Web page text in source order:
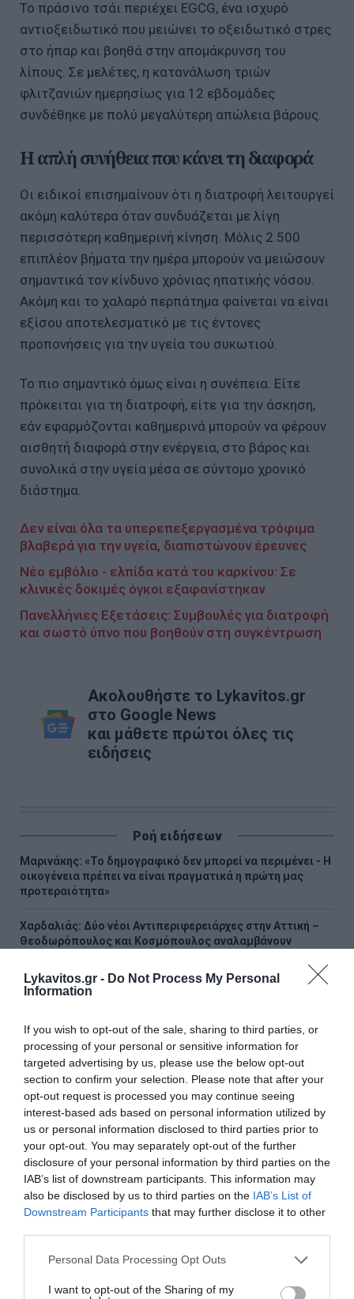
Lykavitos.gr - Do Not Process My Personal
Information
If you wish to opt-out of the sale, sharing to third parties, or
processing of your personal or sensitive information for
targeted advertising by us, please use the below opt-out
section to confirm your selection. Please note that after your
opt-out request is processed you may continue seeing
interest-based ads based on personal information utilized by
us or personal information disclosed to third parties prior to
your opt-out. You may separately opt-out of the further
disclosure of your personal information by third parties on the
IAB’s list of downstream participants. This information may
also be disclosed by us to third parties on the IAB’s List of
Downstream Participants that may further disclose it to other
Please note that this website/app uses one or more Google
not limited to your visit or usage behaviour. You may click to
Personal Data Processing Opt Outs
I want to opt-out of the Sharing of my
Το πράσινο τσάι περιέχει EGCG, ένα ισχυρό
αντιοξειδωτικό που μειώνει το οξειδωτικό στρες
στο ήπαρ και βοηθά στην απομάκρυνση του
λίπους. Σε μελέτες, η κατανάλωση τριών
φλιτζανιών ημερησίως για 12 εβδομάδες
συνδέθηκε με πολύ μεγαλύτερη απώλεια βάρους.
Η απλή συνήθεια που κάνει τη διαφορά
Οι ειδικοί επισημαίνουν ότι η διατροφή λειτουργεί
ακόμη καλύτερα όταν συνδυάζεται με λίγη
περισσότερη καθημερινή κίνηση. Μόλις 2.500
επιπλέον βήματα την ημέρα μπορούν να μειώσουν
σημαντικά τον κίνδυνο χρόνιας ηπατικής νόσου.
Ακόμη και το χαλαρό περπάτημα φαίνεται να είναι
εξίσου αποτελεσματικό με τις έντονες
προπονήσεις για την υγεία του συκωτιού.
Το πιο σημαντικό όμως είναι η συνέπεια. Είτε
πρόκειται για τη διατροφή, είτε για την άσκηση,
εάν εφαρμόζονται καθημερινά μπορούν να φέρουν
αισθητή διαφορά στην ενέργεια, στο βάρος και
συνολικά στην υγεία μέσα σε σύντομο χρονικό
διάστημα.
Δεν είναι όλα τα υπερεπεξεργασμένα τρόφιμα
βλαβερά για την υγεία, διαπιστώνουν έρευνες
Νέο εμβόλιο - ελπίδα κατά του καρκίνου: Σε
κλινικές δοκιμές όγκοι εξαφανίστηκαν
Πανελλήνιες Εξετάσεις: Συμβουλές για διατροφή
και σωστό ύπνο που βοηθούν στη συγκέντρωση
Ακολουθήστε το Lykavitos.gr
στο Google News
και μάθετε πρώτοι όλες τις
ειδήσεις
Ροή ειδήσεων
Μαρινάκης: «Το δημογραφικό δεν μπορεί να περιμένει - Η
οικογένεια πρέπει να είναι πραγματικά η πρώτη μας
προτεραιότητα»
Χαρδαλιάς: Δύο νέοι Αντιπεριφερειάρχες στην Αττική –
Θεοδωρόπουλος και Κοσμόπουλος αναλαμβάνουν
Δύο συλλήψεις για διακίνηση μεταναστών σε Έβρο και
Τουρνάς: Πάνω από 400 φωτιές σε δέκα ημέρες – «Το 90%
οφείλεται σε αμέλεια»
Πυρομαχικά εντοπίστηκαν στη θάλασσα στην Κάρπαθο –
Απαγορεύτηκε η πρόσβαση στην περιοχή
Απίστευτο στη Μήλο: Ελικόπτερο προσγειώθηκε στο
Σαρακήνικο για… μπάνιο (Βίντεο)
Ερυθρός Σταυρός: Άγριος ξυλοδαρμός νοσηλεύτριας από
ασθενή στα Επείγοντα – «Την έπιασε από τα μαλλιά και τη
χτυπούσε»
Τουρισμός για Όλους 2026-2027: Ποιοι κάνουν αίτηση
σήμερα – Έως 600 ευρώ η επιδότηση